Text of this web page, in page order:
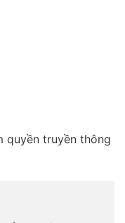
quyền truyền thông